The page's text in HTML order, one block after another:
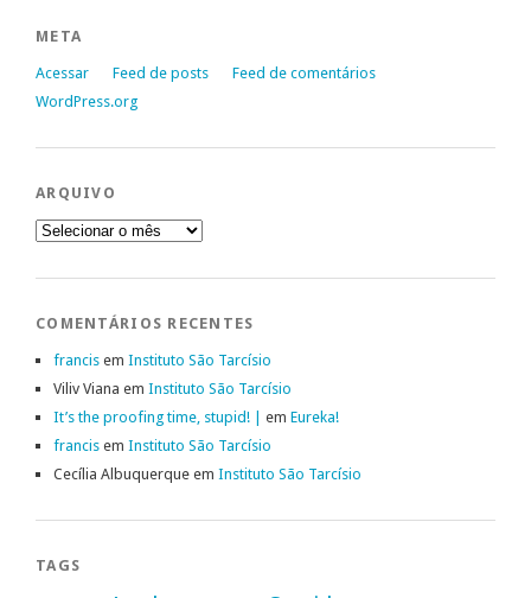
META
Acessar Feed de posts
Feed de comentários
WordPress.org
ARQUIVO
Arquivo
COMENTÁRIOS RECENTES
francis em Instituto São Tarcísio
Viliv Viana em Instituto São Tarcísio
It’s the proofing time, stupid! | em Eureka!
francis em Instituto São Tarcísio
Cecília Albuquerque em Instituto São Tarcísio
TAGS